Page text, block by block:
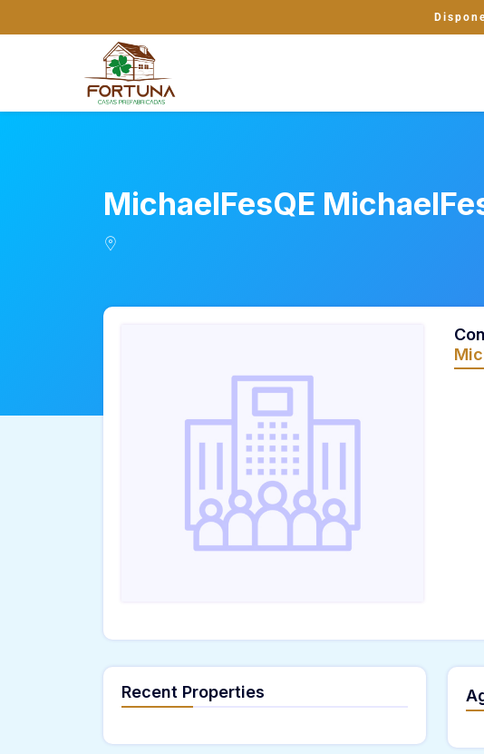
MichaelFesQE
Recent Properties